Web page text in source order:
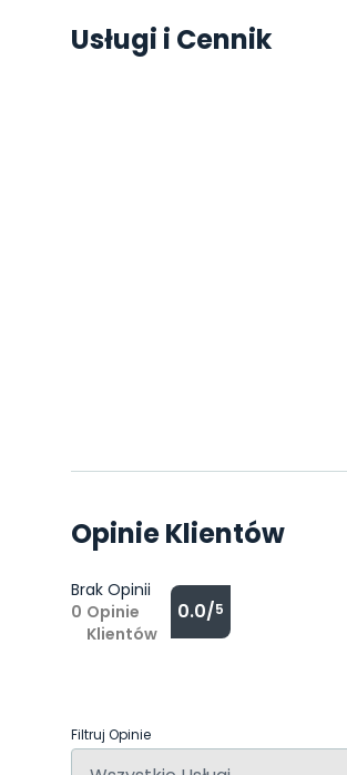
Usługi i Cennik
Opinie Klientów
Brak Opinii
0 Opinie
Klientów
0.0/5
Filtruj Opinie